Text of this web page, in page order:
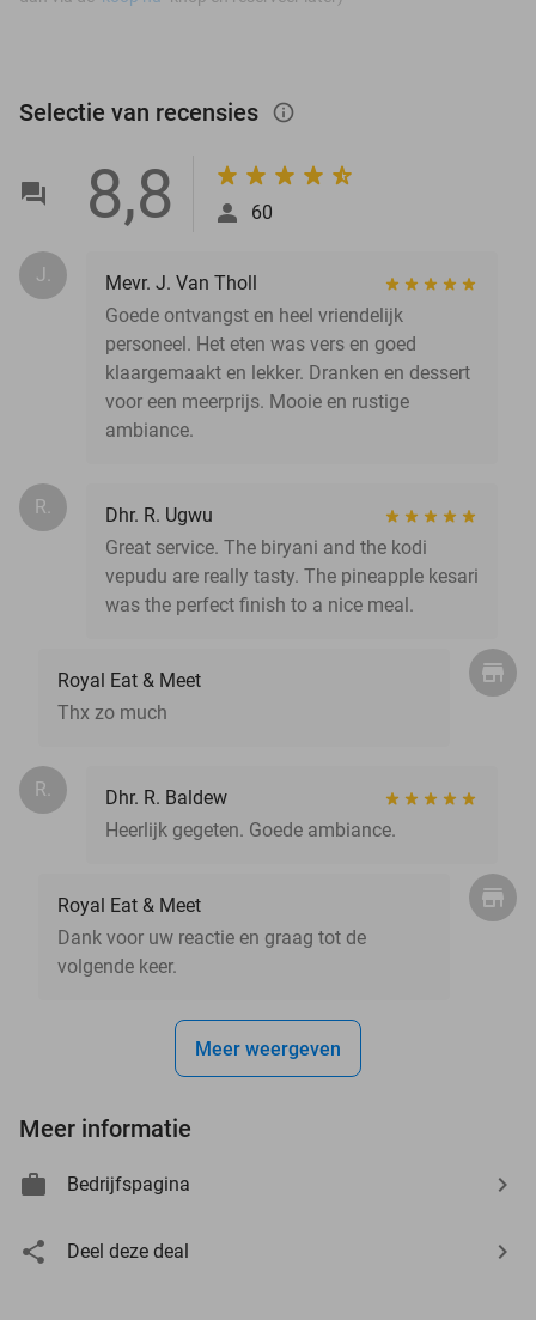
Selectie van recensies info_outlined
8,8 60
J.
Mevr. J. Van Tholl
Goede ontvangst en heel vriendelijk
personeel. Het eten was vers en goed
klaargemaakt en lekker. Dranken en dessert
voor een meerprijs. Mooie en rustige
ambiance.
R.
Dhr. R. Ugwu
Great service. The biryani and the kodi
vepudu are really tasty. The pineapple kesari
was the perfect finish to a nice meal.
Royal Eat & Meet
Thx zo much
R.
Dhr. R. Baldew
Heerlijk gegeten. Goede ambiance.
Royal Eat & Meet
Dank voor uw reactie en graag tot de
volgende keer.
Meer weergeven
Meer informatie
Bedrijfspagina
Deel deze deal